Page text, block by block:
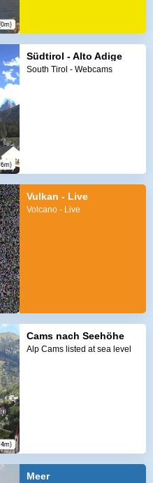
Südtirol - Alto Adige
South Tirol - Webcams
Vulkan - Live
Volcano - Live
Cams nach Seehöhe
Alp Cams listed at sea level
Meer